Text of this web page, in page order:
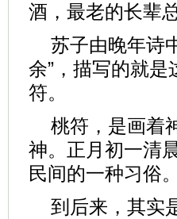
酒，最老的长辈
苏子由晚年诗
余”，描写的就是
符。
桃符，是画着
神。正月初一清
民间的一种习俗。
到后来，其实